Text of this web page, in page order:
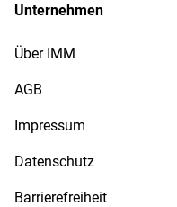
Unternehmen
Über IMM
AGB
Impressum
Datenschutz
Barrierefreiheit